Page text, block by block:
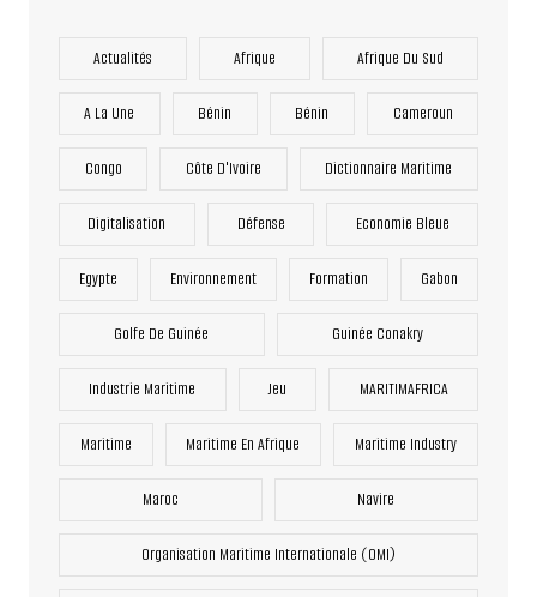
Actualités Afrique Afrique Du Sud
A La Une Bénin Bénin Cameroun
Congo Côte D'Ivoire Dictionnaire Maritime
Digitalisation Défense Economie Bleue
Egypte Environnement Formation Gabon
Golfe De Guinée Guinée Conakry
Industrie Maritime Jeu MARITIMAFRICA
Maritime Maritime En Afrique Maritime Industry
Maroc Navire
Organisation Maritime Internationale (OMI)